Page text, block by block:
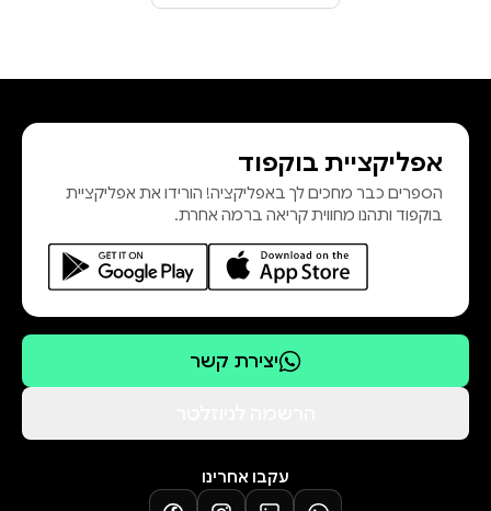
אפליקציית בוקפוד
הספרים כבר מחכים לך באפליקציה! הורידו את אפליקציית
בוקפוד ותהנו מחווית קריאה ברמה אחרת.
יצירת קשר
עקבו אחרינו